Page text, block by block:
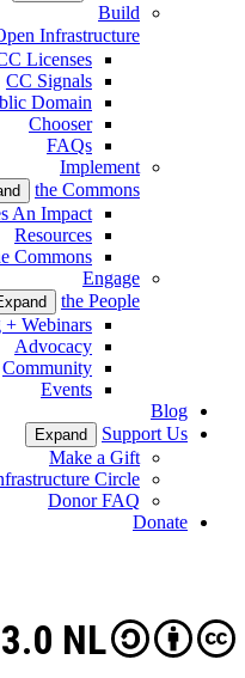
Build
Infrastructure
Licenses
CC Signals
Domain
Chooser
FAQs
Implement
the Commons
An Impact
Resources
Commons
Engage
the People
+ Webinars
Advocacy
Community
Events
Blog
Support Us
Expand
Make a Gift
Circle
Donor FAQ
Donate
NL